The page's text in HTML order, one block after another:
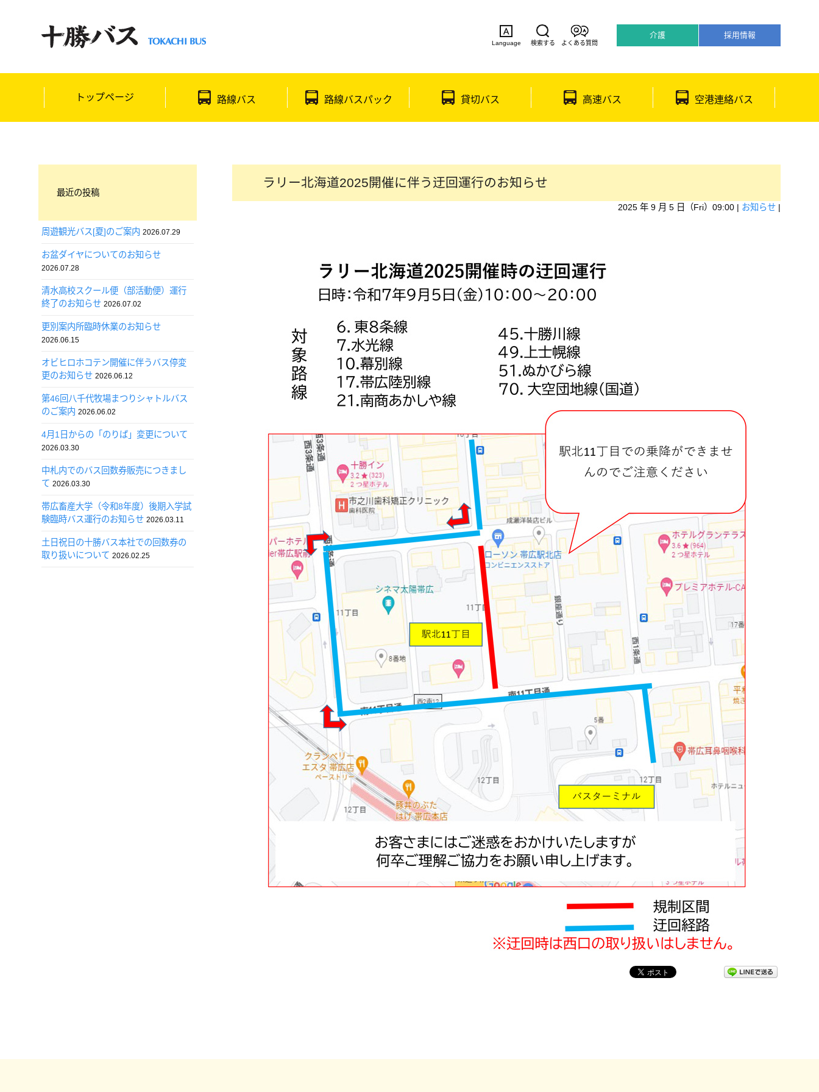
Language 検索する よくある質問
介護 採用情報
トップページ 路線バス 路線バスパック 貸切バス 高速バス 空港連絡バス
ラリー北海道2025開催に伴う迂回運行のお知らせ
2025 年 9 月 5 日（Fri）09:00 | お知らせ |
最近の投稿
周遊観光バス[夏]のご案内 2026.07.29
お盆ダイヤについてのお知らせ
2026.07.28
清水高校スクール便（部活動便）運行
終了のお知らせ 2026.07.02
更別案内所臨時休業のお知らせ
2026.06.15
オビヒロホコテン開催に伴うバス停変
更のお知らせ 2026.06.12
第46回八千代牧場まつりシャトルバス
のご案内 2026.06.02
4月1日からの「のりば」変更について
2026.03.30
中札内でのバス回数券販売につきまし
て 2026.03.30
帯広畜産大学（令和8年度）後期入学試
験臨時バス運行のお知らせ 2026.03.11
土日祝日の十勝バス本社での回数券の
取り扱いについて 2026.02.25